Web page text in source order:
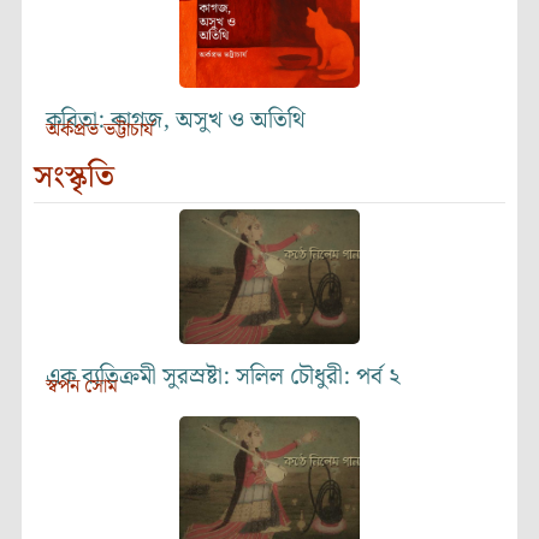
কবিতা: কাগজ, অসুখ ও অতিথি
অর্কপ্রভ ভট্টাচার্য
সংস্কৃতি
এক ব্যতিক্রমী সুরস্রষ্টা: সলিল চৌধুরী: পর্ব ২
স্বপন সোম